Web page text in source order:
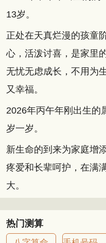
13岁。
正处在天真烂漫的孩童
心，活泼讨喜，是家里
无忧无虑成长，不用为
又幸福。
2026年丙午年刚出生的
岁一岁。
新生命的到来为家庭增
疼爱和长辈呵护，在满
大。
热门测算